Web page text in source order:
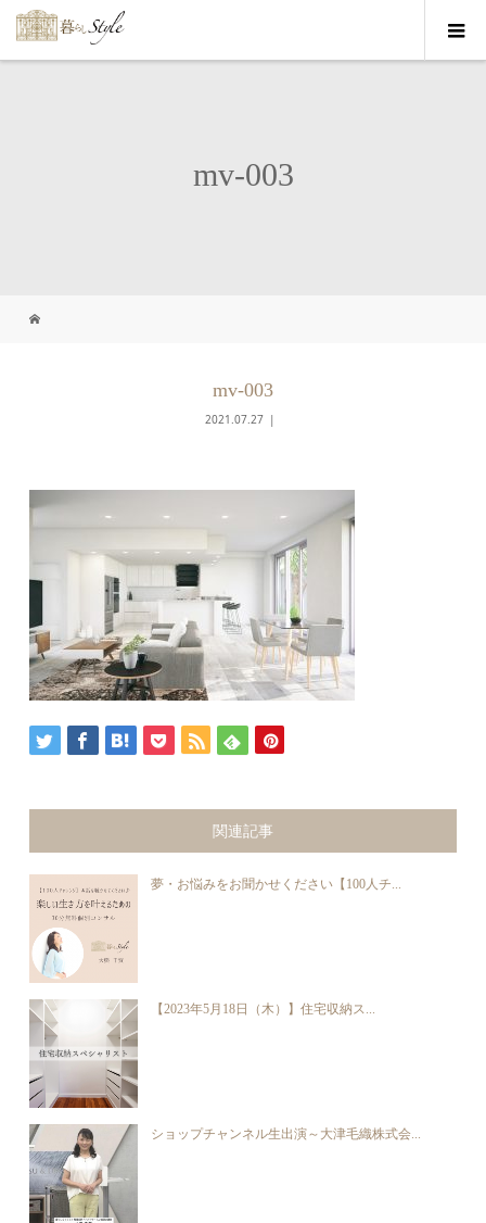
mv-003
mv-003
2021.07.27
関連記事
夢・お悩みをお聞かせください【100人チ...
【2023年5月18日（木）】住宅収納ス...
ショップチャンネル生出演～大津毛織株式会...